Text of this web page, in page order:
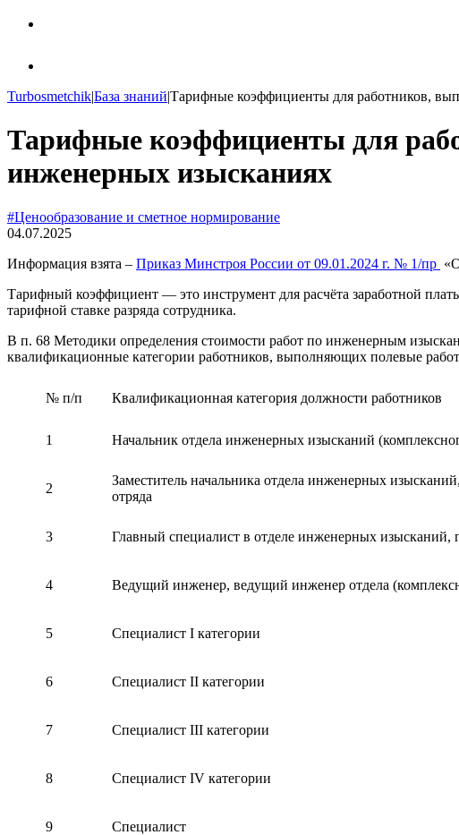
Turbosmetchik|База знаний|Тарифные коэффициенты для работников,
Тарифные коэффициенты для
инженерных изысканиях
#Ценообразование и сметное нормирование
04.07.2025
Информация взята – Приказ Минстроя России от 09.01.2024 г. № 1/пр
Тарифный коэффициент — это инструмент для расчёта заработной
тарифной ставке разряда сотрудника.
В п. 68 Методики определения стоимости работ по инженерным
квалификационные категории работников, выполняющих полевые
№ п/п Квалификационная категория должности работников
1 Начальник отдела инженерных изысканий
2
Заместитель начальника отдела инженерных
отряда
3 Главный специалист в отделе инженерных изысканий,
4 Ведущий инженер, ведущий инженер отдела
5 Специалист I категории
6 Специалист II категории
7 Специалист III категории
8 Специалист IV категории
9 Специалист